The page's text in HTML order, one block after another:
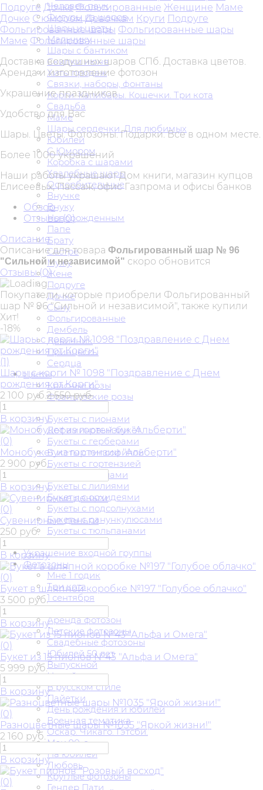
Человек паук
Фигуры из шаров
Шары и цветы
Мальчику
Шары с бантиком
Скидки июня
Хиты продаж
Связки, наборы, фонтаны
Корги. Капибары. Кошечки. Три кота
Свадьба
Маме
Шары сердечки. Для любимых
Юбилей
С Юмором
Коробка с шарами
Хвалебные шары
Оскорбительные
Внучке
Внуку
Новорожденным
Папе
Брату
Сестре
Мужу
Жене
Подруге
Дочке
Сыну
Фольгированные
Дембель
Девичник
Принцессы
Сердца
Цветы
Красные розы
Французские розы
Букеты с пионами
Дофаминовый букет
Букеты с герберами
Букеты с гипсофилой
Букеты с гортензией
Букеты с каллами
Букеты с лилиями
Букеты с орхидеями
Букеты с подсолнухами
Букеты с ранункулюсами
Букеты с тюльпанами
Свадьба
Украшение входной группы
Фотозоны
Мне 1 годик
Три кота
1 сентября
На годик
Аренда фотозон
Детские фотозоны
Свадебные фотозоны
Юбилей 50 лет
Выпускной
Новый год
В русском стиле
Пайетки
День рождения и юбилей
Военная тематика
Оскар. Чикаго. Гэтсби.
Мои 90-е
На юбилей
Любовь
Круглые фотозоны
Гендер Пати
Подруге Дочке Фольгированные Женщине Маме
Дочке С юмором Девочкам Круги Подруге
Фольгированные шары Фольгированные шары
Маме Фольгированные шары
Доставка воздушных шаров СПб. Доставка цветов.
Аренда и изготовление фотозон
Украшение праздников
Удобство для Вас
Шары. Цветы. Фотозоны. Подарки. Все в одном месте.
Более 1000 украшений
Наши работы украшают Дом книги, магазин купцов
Елисеевых, Пассаж, офис Газпрома и офисы банков
Обзор
Отзывы (0)
Описание
Описание для товара Фольгированный шар № 96
"Сильной и независимой" скоро обновится
Отзывы (0)
Покупатели, которые приобрели Фольгированный
шар № 96 "Сильной и независимой", также купили
Хит!
-18%
(1)
Шары с корги № 1098 "Поздравление с Днем
рождения от Корги"
2 100 руб.2 550 руб.
В корзину
(0)
Монобукет из гортензии "Альберти"
2 900 руб.
В корзину
(0)
Сувенирные деньги
250 руб.
В корзину
(0)
Букет в шляпной коробке №197 "Голубое облачко"
3 500 руб.
В корзину
(0)
Букет из 15 пионов №43 "Альфа и Омега"
5 999 руб.
В корзину
(0)
Разноцветные шары №1035 "Яркой жизни!"
2 160 руб.
В корзину
(0)